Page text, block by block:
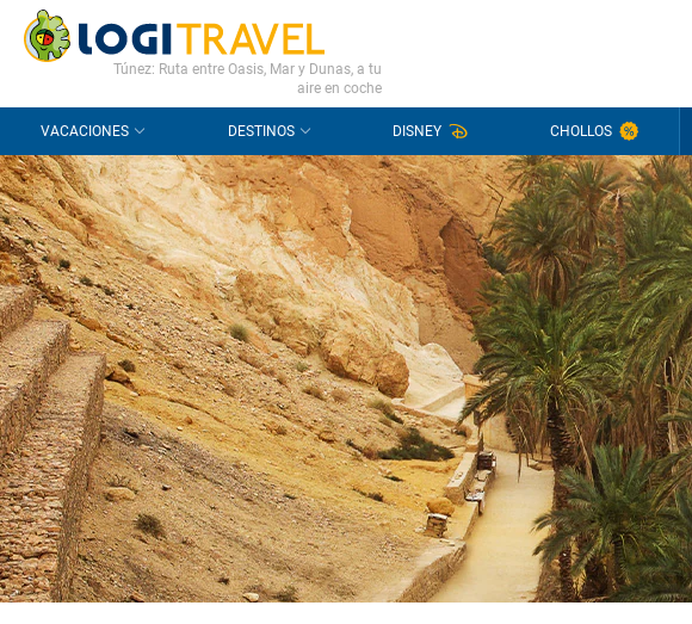
CONTACTO PREGUNTAS FRECUENTES
Túnez: Ruta entre Oasis, Mar y Dunas, a tu
aire en coche
VACACIONES DESTINOS DISNEY CHOLLOS